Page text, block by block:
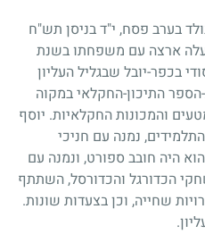
בערב פסח, י"ד בניסן תש"ח
ארצה עם משפחתו בשנת
בכפר-יובל שבגליל העליון
הספר התיכון-החקלאי במקוה
והמכונות החקלאיות. יוסף
נמנה עם חניכי
היה חובב ספורט, ונמנה עם
הכדורגל והכדורסל, השתתף
שחייה, וכן בצעדות שונות.